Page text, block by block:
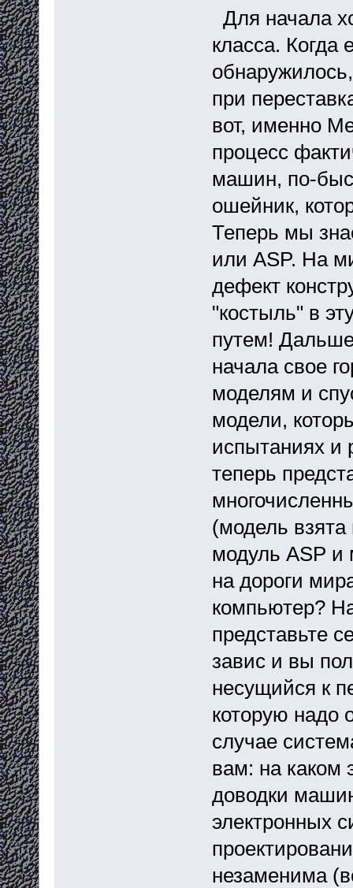
Для начала
класса. Когда
при
вот, именно
процесс
машин, по-
ошейник,
Теперь мы
или ASP. На
дефект
"костыль" в
путем!
начала свое
моделям и
модели,
испытаниях и
теперь
(модель взята
модуль ASP и
на дороги
компьютер?
представьте
завис и вы
несущийся к
которую надо
случае
вам: на каком
доводки
электронных
незаменима